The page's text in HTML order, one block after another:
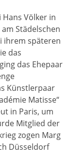
Völker in
Städelschen
ihrem späteren
das
das Ehepaar
Künstlerpaar
Matisse“
in Paris, um
Mitglied der
zogen Marg
Düsseldorf